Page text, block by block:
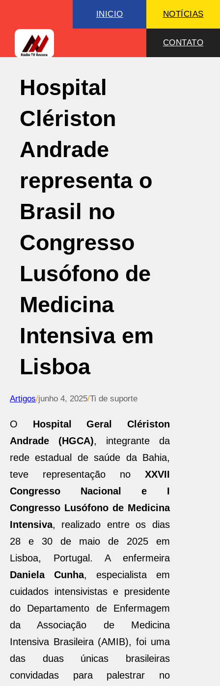
INICIO NOTÍCIAS
CONTATO
Hospital
Clériston
Andrade
representa o
Brasil no
Congresso
Lusófono de
Medicina
Intensiva em
Lisboa
Artigos/junho 4, 2025/Ti de suporte
O Hospital Geral Clériston
Andrade (HGCA), integrante da
rede estadual de saúde da Bahia,
teve representação no XXVII
Congresso Nacional e I
Congresso Lusófono de Medicina
Intensiva, realizado entre os dias
28 e 30 de maio de 2025 em
Lisboa, Portugal. A enfermeira
Daniela Cunha, especialista em
cuidados intensivistas e presidente
do Departamento de Enfermagem
da Associação de Medicina
Intensiva Brasileira (AMIB), foi uma
das duas únicas brasileiras
convidadas para palestrar no